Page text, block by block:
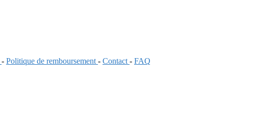
- Politique de remboursement - Contact - FAQ